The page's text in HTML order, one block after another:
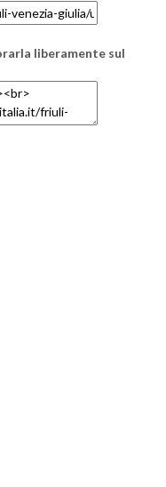
liberamente sul